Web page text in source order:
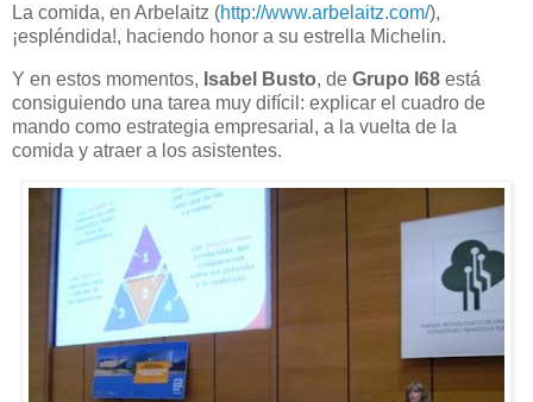
La comida, en Arbelaitz (http://www.arbelaitz.com/),
¡espléndida!, haciendo honor a su estrella Michelin.
Y en estos momentos, Isabel Busto, de Grupo I68 está
consiguiendo una tarea muy difícil: explicar el cuadro de
mando como estrategia empresarial, a la vuelta de la
comida y atraer a los asistentes.